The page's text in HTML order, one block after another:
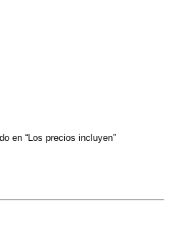
en “Los precios incluyen”